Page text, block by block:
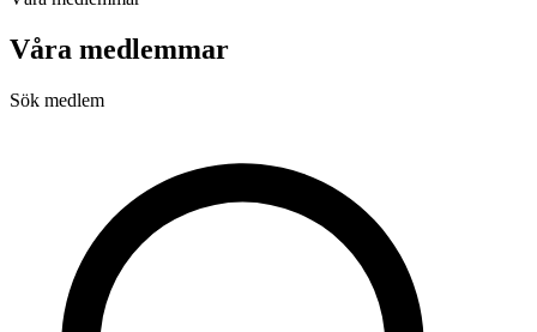
Våra medlemmar
Sök medlem